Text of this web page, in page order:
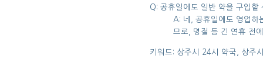
Q: 공휴일에도 일반 약을 구입할
A: 네, 공휴일에도 영업하
므로, 명절 등 긴 연휴 전
키워드: 상주시 24시 약국, 상주